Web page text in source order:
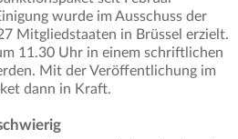
wurde im Ausschuss der
Mitgliedstaaten in Brüssel erzielt.
11.30 Uhr in einem schriftlichen
Mit der Veröffentlichung im
dann in Kraft.